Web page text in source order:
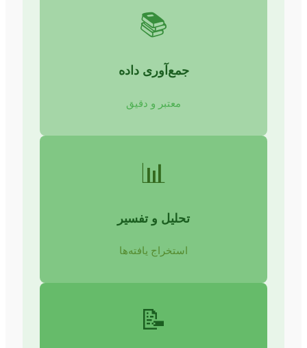
📚
جمع‌آوری داده
معتبر و دقیق
📊
تحلیل و تفسیر
استخراج یافته‌ها
📝